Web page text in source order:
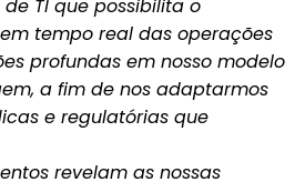
TI que possibilita o
tempo real das operações
profundas em nosso modelo
a fim de nos adaptarmos
e regulatórias que
revelam as nossas